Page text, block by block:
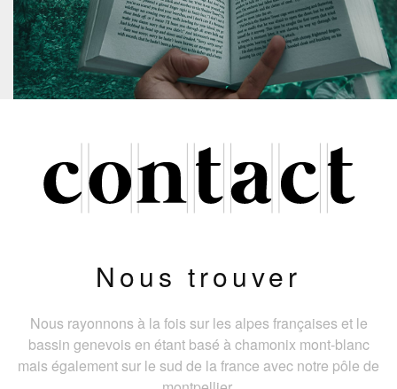
Nous trouver
Nous rayonnons à la fois sur les alpes françaises et le
bassin genevois en étant basé à chamonix mont-blanc
mais également sur le sud de la france avec notre pôle de